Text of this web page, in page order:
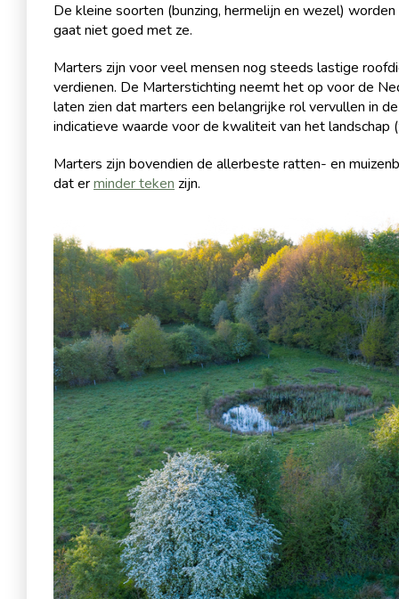
De kleine soorten (bunzing, hermelijn en wezel)
gaat niet goed met ze.
Marters zijn voor veel mensen nog steeds lastige
verdienen. De Marterstichting neemt het op voor de
laten zien dat marters een belangrijke rol vervullen in
indicatieve waarde voor de kwaliteit van het landschap
Marters zijn bovendien de allerbeste ratten- en
dat erminder teken zijn.